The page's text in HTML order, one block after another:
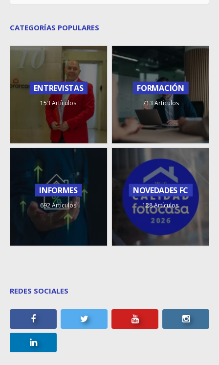
CATEGORÍAS POPULARES
ENTREVISTAS
153 Artículos
FORMACIÓN
713 Artículos
INFORMES
692 Artículos
NOVEDADES FC
128 Artículos
REDES SOCIALES